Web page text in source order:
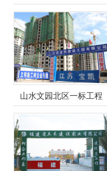
山水文园北区一标工程